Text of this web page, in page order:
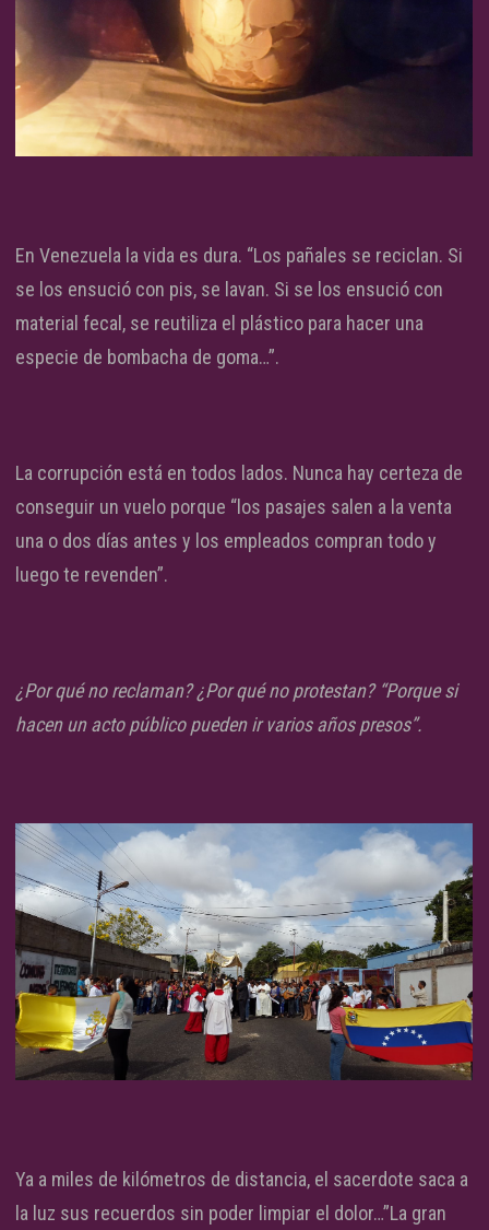
En Venezuela la vida es dura. “Los pañales se reciclan. Si
se los ensució con pis, se lavan. Si se los ensució con
material fecal, se reutiliza el plástico para hacer una
especie de bombacha de goma…”.
La corrupción está en todos lados. Nunca hay certeza de
conseguir un vuelo porque “los pasajes salen a la venta
una o dos días antes y los empleados compran todo y
luego te revenden”.
¿Por qué no reclaman? ¿Por qué no protestan? “Porque si
hacen un acto público pueden ir varios años presos”.
Ya a miles de kilómetros de distancia, el sacerdote saca a
la luz sus recuerdos sin poder limpiar el dolor…”La gran